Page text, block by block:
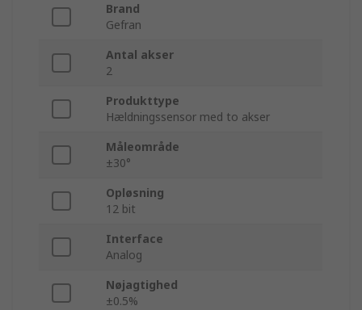
Brand
Gefran
Antal akser
2
Produkttype
Hældningssensor med to akser
Måleområde
±30°
Opløsning
12 bit
Interface
Analog
Nøjagtighed
±0.5%